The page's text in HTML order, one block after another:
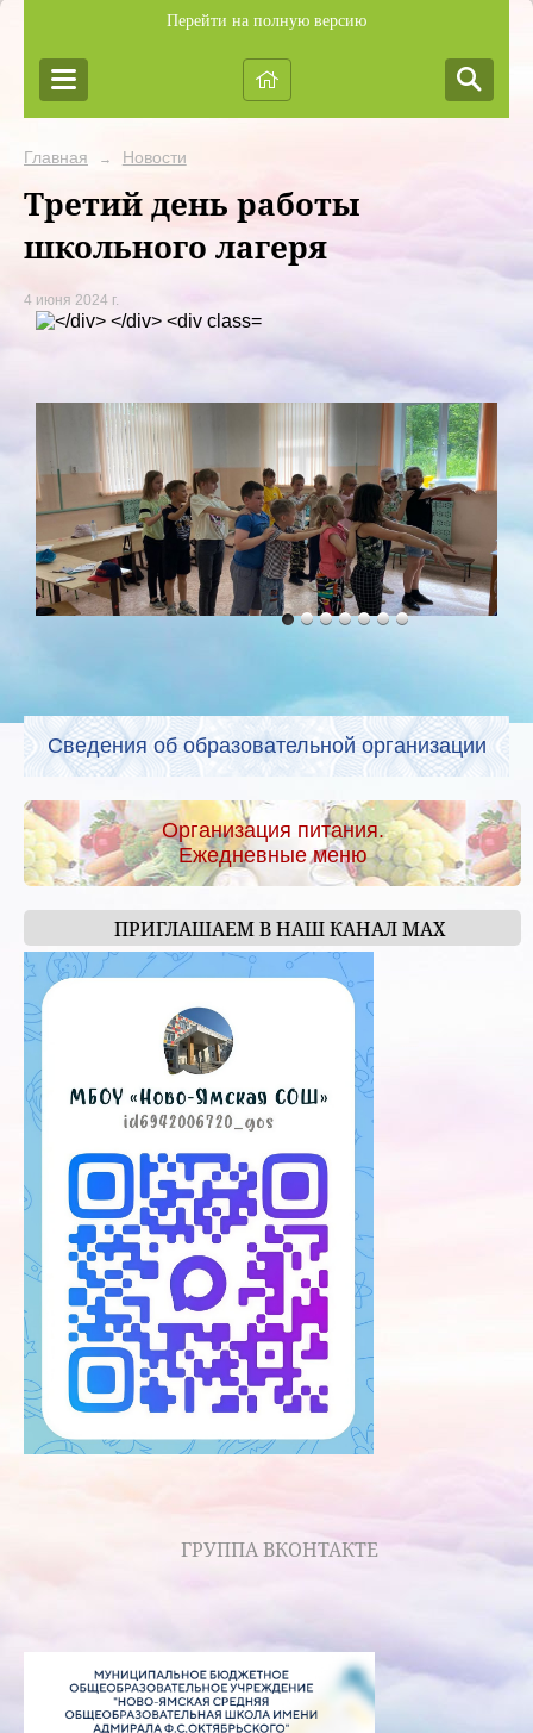
Перейти на полную версию
Главная → Новости
Третий день работы
школьного лагеря
4 июня 2024 г.
Сведения об образовательной организации
Организация питания.
Ежедневные меню
ПРИГЛАШАЕМ В НАШ КАНАЛ МАХ
ГРУППА ВКОНТАКТЕ